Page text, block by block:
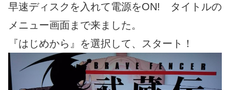
早速ディスクを入れて電源をON! タイトルの
メニュー画面まで来ました。
『はじめから』を選択して、スタート！